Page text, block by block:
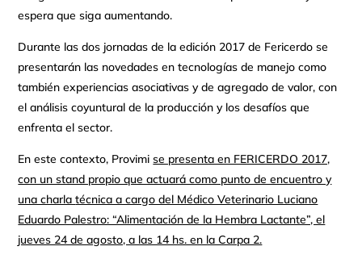
espera que siga aumentando.
Durante las dos jornadas de la edición 2017 de Fericerdo se
presentarán las novedades en tecnologías de manejo como
también experiencias asociativas y de agregado de valor, con
el análisis coyuntural de la producción y los desafíos que
enfrenta el sector.
En este contexto, Provimise presenta en FERICERDO 2017,
con un stand propio que actuará como punto de encuentro y
una charlatécnica a cargo del Médico Veterinario Luciano
Eduardo Palestro: “Alimentación de la Hembra Lactante”, el
jueves 24 de agosto, a las 14 hs. en la Carpa 2.